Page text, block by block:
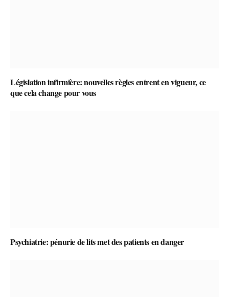
Législation infirmière: nouvelles règles entrent en vigueur, ce
que cela change pour vous
Psychiatrie: pénurie de lits met des patients en danger